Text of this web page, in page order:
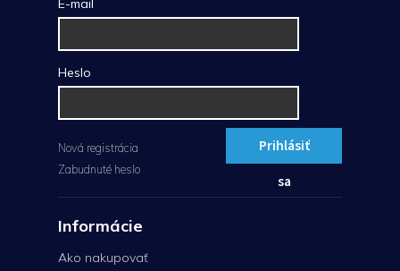
E-mail
Heslo
Prihlásiť
sa
Nová registrácia
Zabudnuté heslo
Informácie
Ako nakupovať